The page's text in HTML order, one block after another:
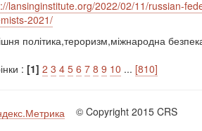
lansinginstitute.org/2022/02/11/russian-
2021/
політика,тероризм,міжнародна
: [1] 2 3 4 5 6 7 8 9 10 ... [810]
© Copyright 2015 CRS